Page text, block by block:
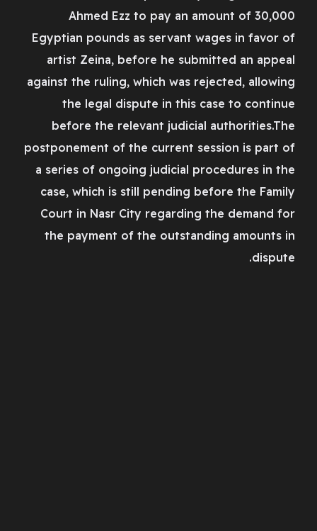
Ahmed Ezz to pay an amount of 30,000
Egyptian pounds as servant wages in favor of
artist Zeina, before he submitted an appeal
against the ruling, which was rejected, allowing
the legal dispute in this case to continue
before the relevant judicial authorities.The
postponement of the current session is part of
a series of ongoing judicial procedures in the
case, which is still pending before the Family
Court in Nasr City regarding the demand for
the payment of the outstanding amounts in
dispute.